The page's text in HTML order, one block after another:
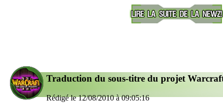
Traduction du sous-titre du projet
Rédigé le 12/08/2010 à 09:05:16